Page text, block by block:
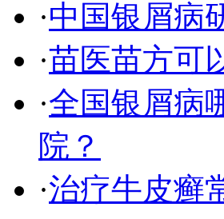
·中国银屑病
·苗医苗方可
·全国银屑病
院？
·治疗牛皮癣